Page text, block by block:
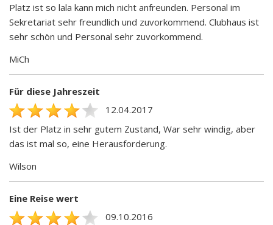
Platz ist so lala kann mich nicht anfreunden. Personal im
Sekretariat sehr freundlich und zuvorkommend. Clubhaus ist
sehr schön und Personal sehr zuvorkommend.
MiCh
Für diese Jahreszeit
12.04.2017
Ist der Platz in sehr gutem Zustand, War sehr windig, aber
das ist mal so, eine Herausforderung.
Wilson
Eine Reise wert
09.10.2016